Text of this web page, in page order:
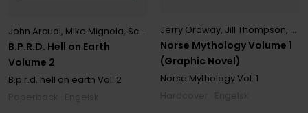
B.P.R.D. Hell on Earth
Volume 2
John Arcudi, Mike Mignola, Scott Allie
B.p.r.d. hell on earth Vol. 2
Norse Mythology Volume 1
(Graphic Novel)
Jerry Ordway, Jill Thompson,
Norse MythologyVol. 1